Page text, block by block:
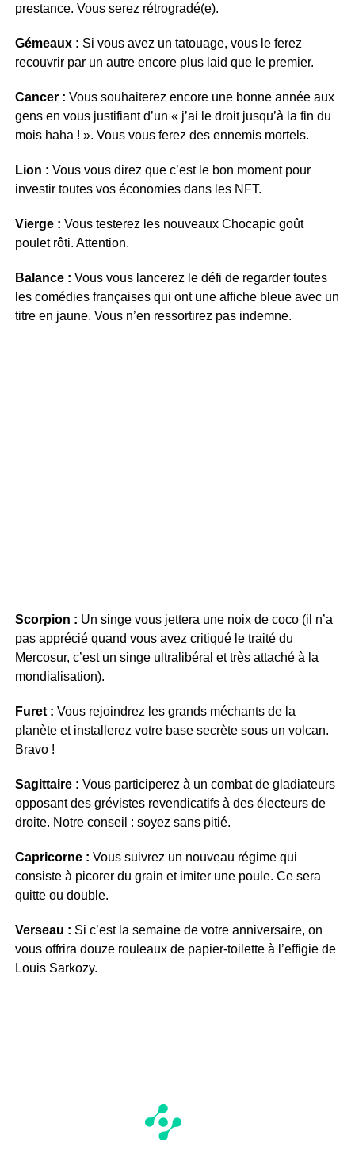
prestance. Vous serez rétrogradé(e).
Gémeaux : Si vous avez un tatouage, vous le ferez
recouvrir par un autre encore plus laid que le premier.
Cancer : Vous souhaiterez encore une bonne année aux
gens en vous justifiant d’un « j’ai le droit jusqu’à la fin du
mois haha ! ». Vous vous ferez des ennemis mortels.
Lion : Vous vous direz que c’est le bon moment pour
investir toutes vos économies dans les NFT.
Vierge : Vous testerez les nouveaux Chocapic goût
poulet rôti. Attention.
Balance : Vous vous lancerez le défi de regarder toutes
les comédies françaises qui ont une affiche bleue avec un
titre en jaune. Vous n’en ressortirez pas indemne.
Scorpion : Un singe vous jettera une noix de coco (il n’a
pas apprécié quand vous avez critiqué le traité du
Mercosur, c’est un singe ultralibéral et très attaché à la
mondialisation).
Furet : Vous rejoindrez les grands méchants de la
planète et installerez votre base secrète sous un volcan.
Bravo !
Sagittaire : Vous participerez à un combat de gladiateurs
opposant des grévistes revendicatifs à des électeurs de
droite. Notre conseil : soyez sans pitié.
Capricorne : Vous suivrez un nouveau régime qui
consiste à picorer du grain et imiter une poule. Ce sera
quitte ou double.
Verseau : Si c’est la semaine de votre anniversaire, on
vous offrira douze rouleaux de papier-toilette à l’effigie de
Louis Sarkozy.